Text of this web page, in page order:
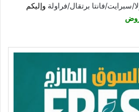
سبرايت/فانتا برتقال/فراولة وإليكم